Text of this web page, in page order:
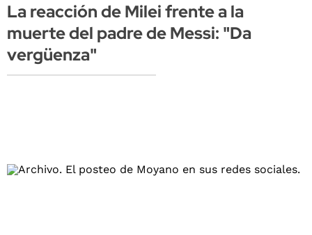
La reacción de Milei frente a la
muerte del padre de Messi: "Da
vergüenza"